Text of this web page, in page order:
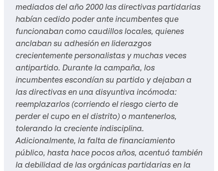
mediados del año 2000 las directivas partidarias
habían cedido poder ante incumbentes que
funcionaban como caudillos locales, quienes
anclaban su adhesión en liderazgos
crecientemente personalistas y muchas veces
antipartido. Durante la campaña, los
incumbentes escondían su partido y dejaban a
las directivas en una disyuntiva incómoda:
reemplazarlos (corriendo el riesgo cierto de
perder el cupo en el distrito) o mantenerlos,
tolerando la creciente indisciplina.
Adicionalmente, la falta de financiamiento
público, hasta hace pocos años, acentuó también
la debilidad de las orgánicas partidarias en la